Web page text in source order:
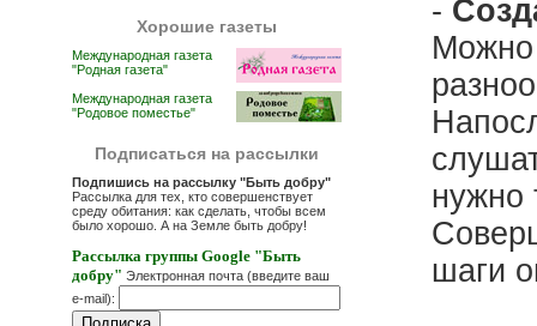
Хорошие газеты
Международная газета
"Родная газета"
Международная газета
"Родовое поместье"
Подписаться на рассылки
Подпишись на рассылку "Быть добру"
Рассылка для тех, кто совершенствует
среду обитания: как сделать, чтобы всем
было хорошо. А на Земле быть добру!
Рассылка группы Google "Быть
добру" Электронная почта (введите ваш
e-mail):
-
Можно
нужно
шаги